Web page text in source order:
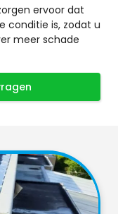
ervoor dat
conditie is, zodat u
meer schade